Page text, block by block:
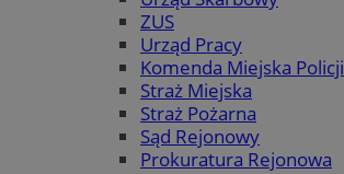
ZUS
Urząd Pracy
Komenda Miejska Policji
Straż Miejska
Straż Pożarna
Sąd Rejonowy
Prokuratura Rejonowa